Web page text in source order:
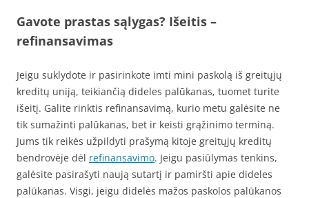
Gavote prastas sąlygas? Išeitis –
refinansavimas
Jeigu suklydote ir pasirinkote imti mini paskolą iš greitųjų
kreditų uniją, teikiančią dideles palūkanas, tuomet turite
išeitį. Galite rinktis refinansavimą, kurio metu galėsite ne
tik sumažinti palūkanas, bet ir keisti grąžinimo terminą.
Jums tik reikės užpildyti prašymą kitoje greitųjų kreditų
bendrovėje dėl refinansavimo. Jeigu pasiūlymas tenkins,
galėsite pasirašyti naują sutartį ir pamiršti apie dideles
palūkanas. Visgi, jeigu didelės mažos paskolos palūkanos